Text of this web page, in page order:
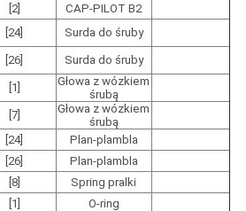
[2]
CAP-PILOT B2
[24] Surda do śruby
[26] Surda do śruby
[1]
Głowa z wózkiem
śrubą
[7]
Głowa z wózkiem
śrubą
[24]
Plan-plambla
[26]
Plan-plambla
[8]
Spring pralki
[1]
O-ring